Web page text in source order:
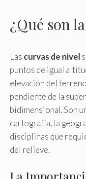
¿Qué son
Las curvas de nivel
puntos de igual
elevación del
pendiente de la
bidimensional. Son
cartografía, la
disciplinas que
del relieve.
La